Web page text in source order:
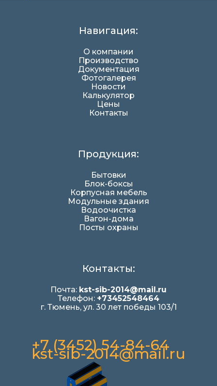
Навигация:
О компании
Производство
Документация
Фотогалерея
Новости
Калькулятор
Цены
Контакты
Продукция:
Бытовки
Блок-боксы
Корпусная мебель
Модульные здания
Водоочистка
Вагон-дома
Посты охраны
Контакты:
Почта: kst-sib-2014@mail.ru
Телефон: +73452548464
г. Тюмень, ул. 30 лет победы 103/1
+7 (3452) 54-84-64
kst-sib-2014@mail.ru